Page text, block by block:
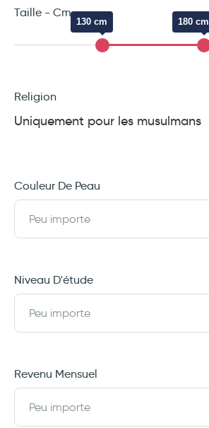
Taille - Cm
130 cm 180 cm
Religion
Uniquement pour les musulmans
Couleur De Peau
Peu importe
Niveau D'étude
Peu importe
Revenu Mensuel
Peu importe